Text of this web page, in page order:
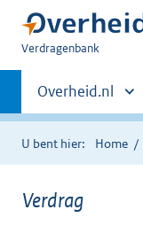
U
hier:
Verdragenbank
Primaire
navigatie
Andere
sites
binnen
Overheid.nl
U bent hier: Home
Verdrag